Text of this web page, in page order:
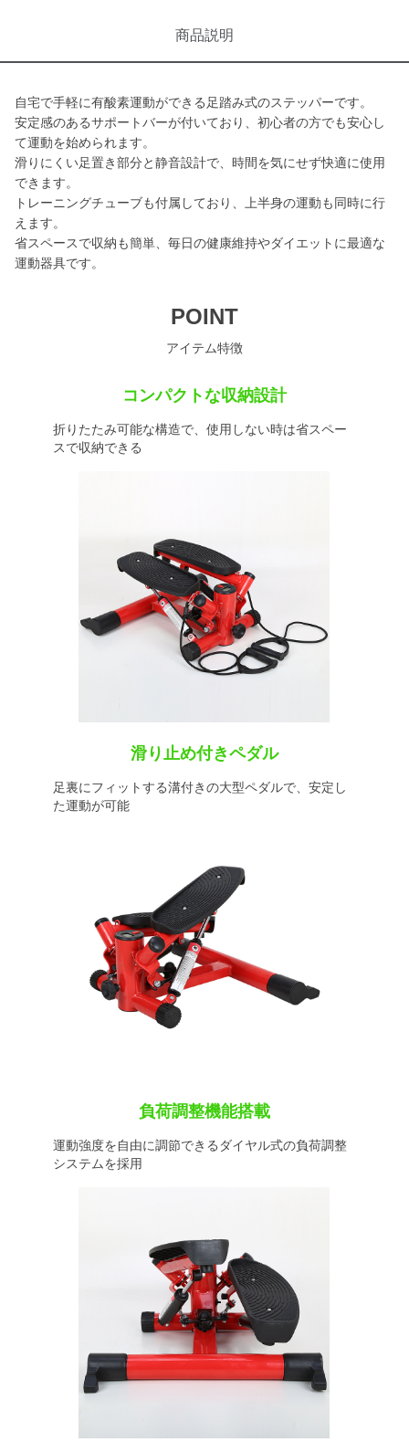
商品説明
自宅で手軽に有酸素運動ができる足踏み式のステッパーです。
安定感のあるサポートバーが付いており、初心者の方でも安心し
て運動を始められます。
滑りにくい足置き部分と静音設計で、時間を気にせず快適に使用
できます。
トレーニングチューブも付属しており、上半身の運動も同時に行
えます。
省スペースで収納も簡単、毎日の健康維持やダイエットに最適な
運動器具です。
POINT
アイテム特徴
コンパクトな収納設計
折りたたみ可能な構造で、使用しない時は省スペー
スで収納できる
滑り止め付きペダル
足裏にフィットする溝付きの大型ペダルで、安定し
た運動が可能
負荷調整機能搭載
運動強度を自由に調節できるダイヤル式の負荷調整
システムを採用